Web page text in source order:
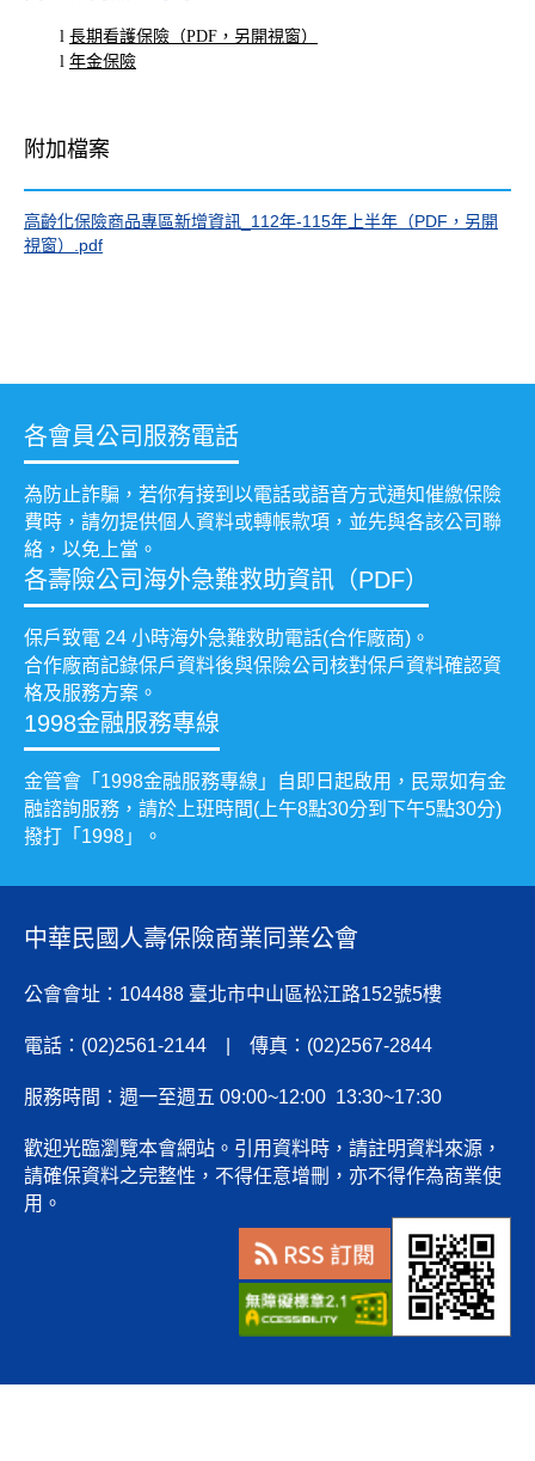
l 長期看護保險（PDF，另開視窗）
l 年金保險
附加檔案
高齡化保險商品專區新增資訊_112年-115年上半年（PDF，另開
視窗）.pdf
各會員公司服務電話
為防止詐騙，若你有接到以電話或語音方式通知催繳保險
費時，請勿提供個人資料或轉帳款項，並先與各該公司聯
絡，以免上當。
各壽險公司海外急難救助資訊（PDF）
保戶致電 24 小時海外急難救助電話(合作廠商)。
合作廠商記錄保戶資料後與保險公司核對保戶資料確認資
格及服務方案。
1998金融服務專線
金管會「1998金融服務專線」自即日起啟用，民眾如有金
融諮詢服務，請於上班時間(上午8點30分到下午5點30分)
撥打「1998」。
中華民國人壽保險商業同業公會
公會會址：104488 臺北市中山區松江路152號5樓
電話：(02)2561-2144 | 傳真：(02)2567-2844
服務時間：週一至週五 09:00~12:00 13:30~17:30
歡迎光臨瀏覽本會網站。引用資料時，請註明資料來源，
請確保資料之完整性，不得任意增刪，亦不得作為商業使
用。